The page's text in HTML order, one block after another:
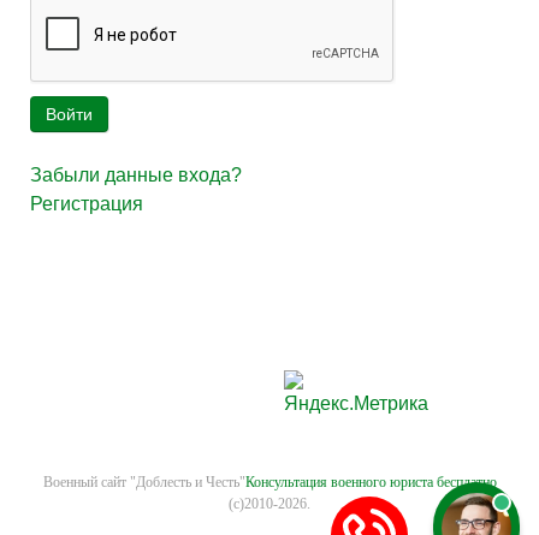
Войти
Забыли данные входа?
Регистрация
Военный сайт "Доблесть и Честь"Консультация военного юриста бесплатно
(с)2010-2026.